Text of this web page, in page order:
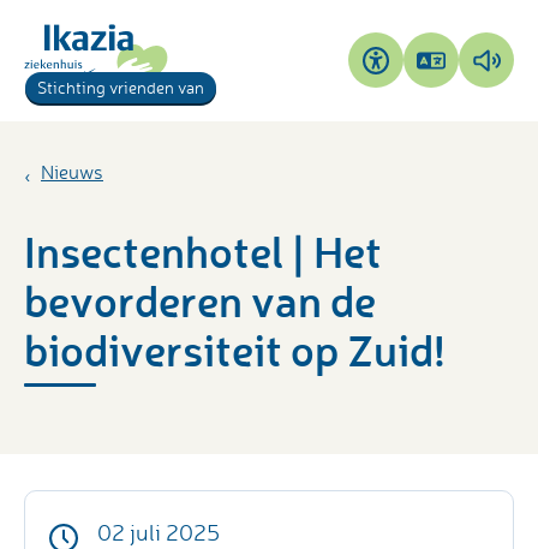
Stichting vrienden van
Toegankelijkheid
Pagina
vertalen
Nieuws
Insectenhotel | Het
bevorderen van de
biodiversiteit op Zuid!
02 juli 2025